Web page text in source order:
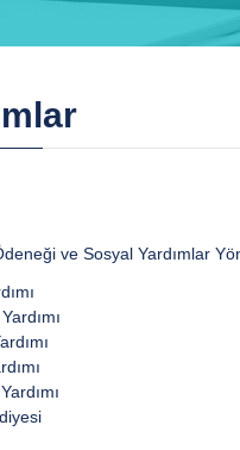
ve Sosyal Yardımlar